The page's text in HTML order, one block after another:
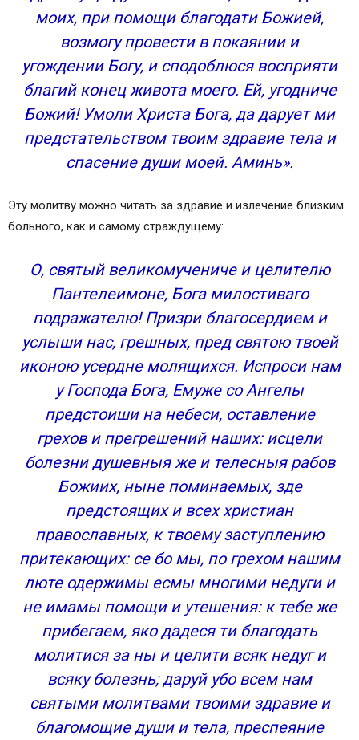
моих, при помощи благодати Божией,
возмогу провести в покаянии и
угождении Богу, и сподоблюся восприяти
благий конец живота моего. Ей, угодниче
Божий! Умоли Христа Бога, да дарует ми
предстательством твоим здравие тела и
спасение души моей. Аминь».
Эту молитву можно читать за здравие и излечение близким
больного, как и самому страждущему:
О, святый великомучениче и целителю
Пантелеимоне, Бога милостиваго
подражателю! Призри благосердием и
услыши нас, грешных, пред святою твоей
иконою усердне молящихся. Испроси нам
у Господа Бога, Емуже со Ангелы
предстоиши на небеси, оставление
грехов и прегрешений наших: исцели
болезни душевныя же и телесныя рабов
Божиих, ныне поминаемых, зде
предстоящих и всех христиан
православных, к твоему заступлению
притекающих: cе бо мы, по грехом нашим
люте одержимы есмы многими недуги и
не имамы помощи и утешения: к тебе же
прибегаем, яко дадеся ти благодать
молитися за ны и целити всяк недуг и
всяку болезнь; даруй убо всем нам
святыми молитвами твоими здравие и
благомощие души и тела, преспеяние